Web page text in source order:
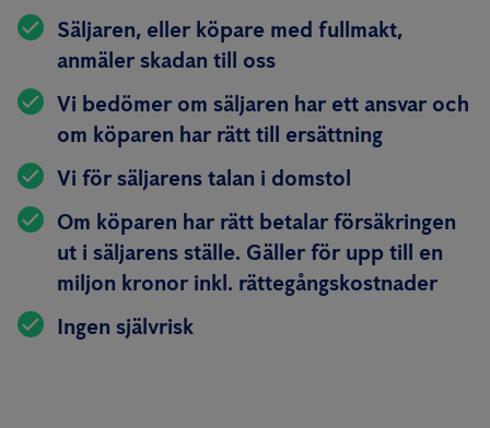
Säljaren, eller köpare med fullmakt,
anmäler skadan till oss
Vi bedömer om säljaren har ett ansvar och
om köparen har rätt till ersättning
Vi för säljarens talan i domstol
Om köparen har rätt betalar försäkringen
ut i säljarens ställe. Gäller för upp till en
miljon kronor inkl. rättegångskostnader
Ingen självrisk